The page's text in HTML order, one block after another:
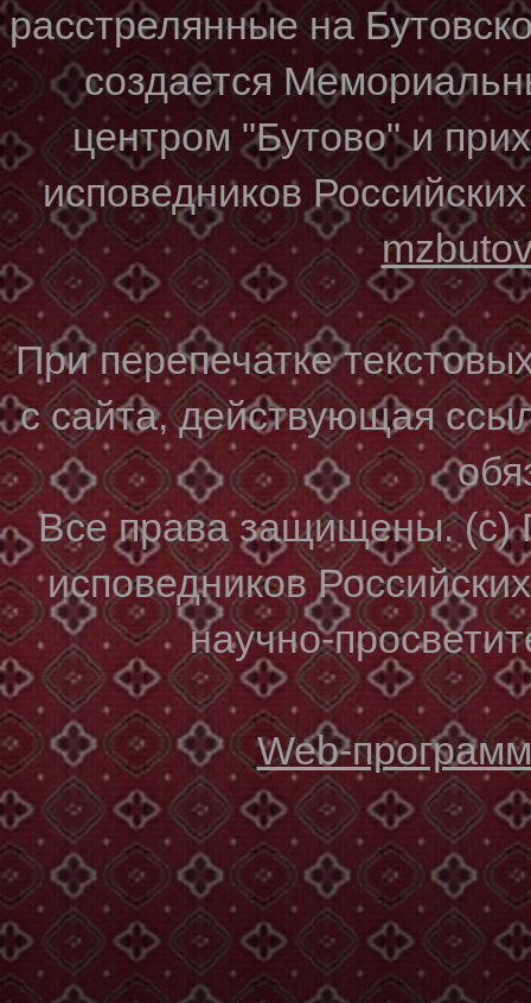
расстрелянные на
создается
центром "Бутово" и
исповедников
При перепечатке
с сайта, действующая
Все права защищены. (с)
исповедников
научно-
Web-